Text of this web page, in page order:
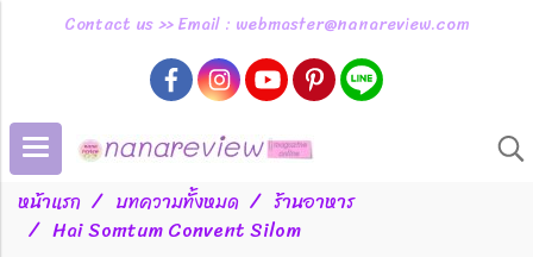
Contact us >> Email : webmaster@nanareview.com
หน้าแรก บทความทั้งหมด
ร้านอาหาร
Hai Somtum Convent Silom